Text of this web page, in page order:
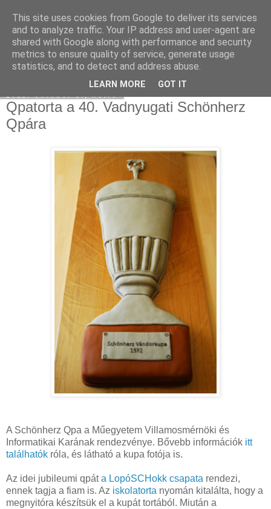
Moha Konyha
Qpatorta a 40. Vadnyugati Schönherz
Qpára
A Schönherz Qpa a Műegyetem Villamosmérnöki és
Informatikai Karának rendezvénye. Bővebb információk itt
találhatók róla, és látható a kupa fotója is.
Az idei jubileumi qpáta LopóSCHokk csapata rendezi,
ennek tagja a fiam is. Az iskolatorta nyomán kitalálta, hogy a
megnyitóra készítsük el a kupát tortából. Miután a
This site uses cookies from Google to deliver its services
and to analyze traffic. Your IP address and user-agent are
shared with Google along with performance and security
metrics to ensure quality of service, generate usage
statistics, and to detect and address abuse.
LEARN MORE GOT IT